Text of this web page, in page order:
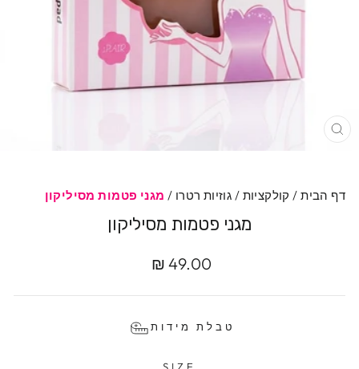
דף הבית / קולקציות / גוזיות רטרו / מגני פטמות מסיליקון
מגני פטמות מסיליקון
מחיר
49.00 ₪
טבלת מידות
SIZE